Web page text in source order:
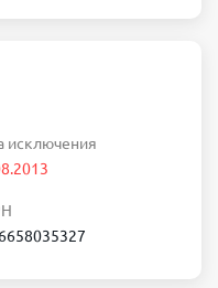
исключения